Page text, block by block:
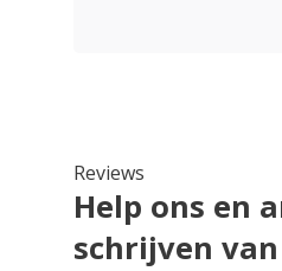
Reviews
Help ons en
schrijven